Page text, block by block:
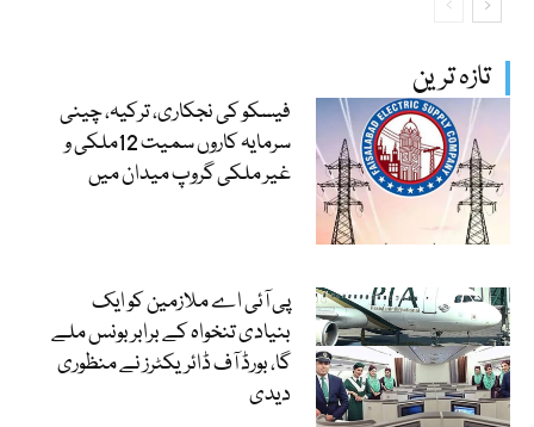
تازہ ترین
فیسکو کی نجکاری، ترکیہ، چینی
سرمایہ کاروں سمیت 12ملکی و
غیر ملکی گروپ میدان میں
پی آئی اے ملازمین کو ایک
بنیادی تنخواہ کے برابر بونس ملے
گا، بورڈ آف ڈائریکٹرز نے منظوری
دیدی